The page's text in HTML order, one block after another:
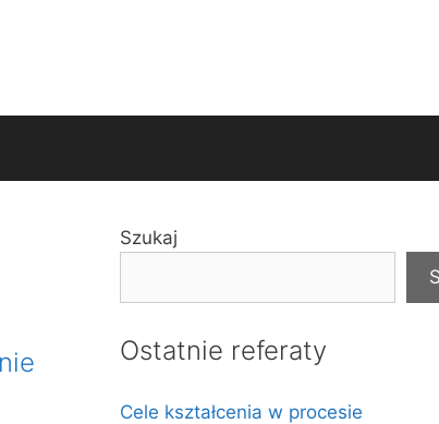
Szukaj
Ostatnie referaty
Cele kształcenia w procesie